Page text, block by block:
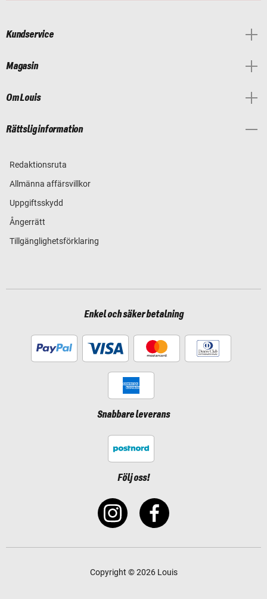
Kundservice
Magasin
Om Louis
Rättslig information
Redaktionsruta
Allmänna affärsvillkor
Uppgiftsskydd
Ångerrätt
Tillgänglighetsförklaring
Enkel och säker betalning
Snabbare leverans
Följ oss!
Copyright © 2026 Louis